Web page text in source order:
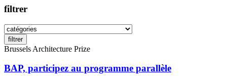
filtrer
filtrer
Brussels Architecture Prize
BAP, participez au programme parallèle